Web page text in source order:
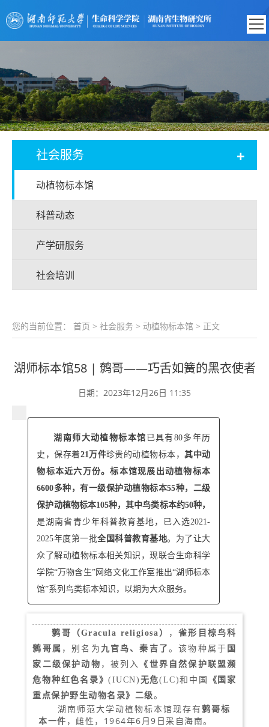
社会服务 +
动植物标本馆
科普动态
产学研服务
社会培训
您的当前位置： 首页 > 社会服务 > 动植物标本馆 > 正文
湖师标本馆58 | 鹩哥——巧舌如簧的黑衣使者
日期：2023年12月26日 11:35
湖南师大动植物标本馆 已具有80多年历
史，保存着21万件珍贵的动植物标本，其中动
物标本近六万份。标本馆现展出动植物标本
6600多种，有一级保护动植物标本55种，二级
保护动植物标本105种，其中鸟类标本约50种，
是湖南省青少年科普教育基地，已入选2021-
2025年度第一批全国科普教育基地。为了让大
众了解动植物标本相关知识，现联合生命科学
学院“万物含生”网络文化工作室推出“湖师标本
馆”系列鸟类标本知识，以期为大众服务。
鹩哥（Gracula religiosa ） ，雀形目椋鸟科
鹩哥属 ，别名为 九官鸟、秦吉了 。该物种属于 国
家二级保护动物 ，被列入
《世界自然保护联盟濒
危物种红色名录》(IUCN) 无危(LC)和中国
《国家
重点保护野生动物名录》二级。
湖南师范大学动植物标本馆现存有鹩哥标
本一件 ，雌性，1964年6月9日采自海南。